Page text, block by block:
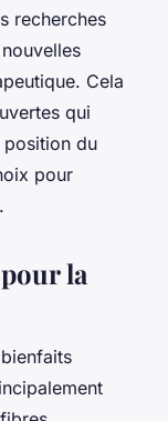
recherches
Cela
qui
du
pour
la